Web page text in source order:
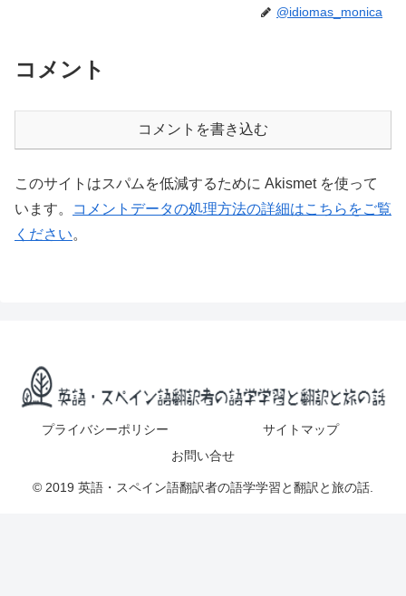
@idiomas_monica
コメント
コメントを書き込む
このサイトはスパムを低減するために Akismet を使って
います。
コメントデータの処理方法の詳細はこちらをご覧
ください。
プライバシーポリシー
サイトマップ
お問い合せ
© 2019 英語・スペイン語翻訳者の語学学習と翻訳と旅の話.